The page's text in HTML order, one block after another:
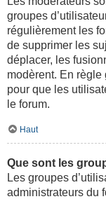
groupes
régulièrement les
de supprimer les
déplacer, les
modèrent. En
pour que les
le forum.
Haut
Que sont les
Les groupes
administrateurs du